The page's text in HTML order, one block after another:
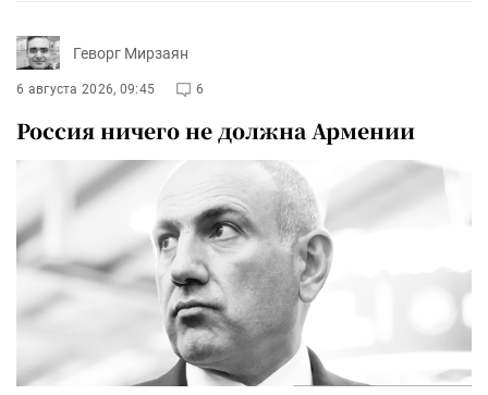
Геворг Мирзаян
6 августа 2026, 09:45 6
Россия ничего не должна Армении